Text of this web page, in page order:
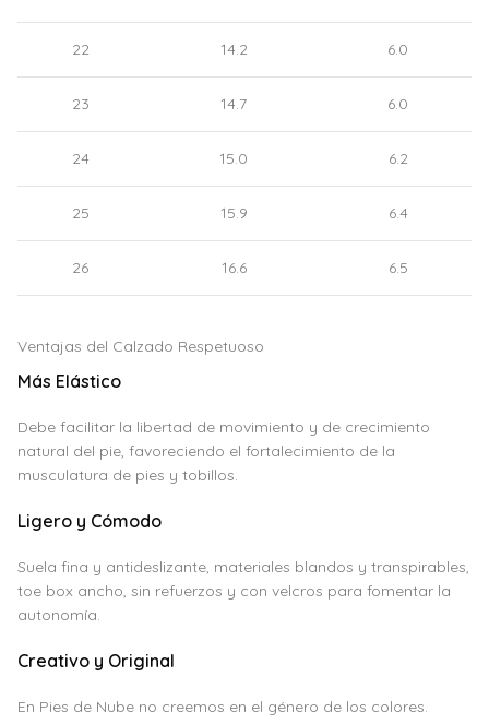
22 14.2 6.0
23 14.7 6.0
24 15.0 6.2
25 15.9 6.4
26 16.6 6.5
Ventajas del Calzado Respetuoso
Más Elástico
Debe facilitar la libertad de movimiento y de crecimiento
natural del pie, favoreciendo el fortalecimiento de la
musculatura de pies y tobillos.
Ligero y Cómodo
Suela fina y antideslizante, materiales blandos y transpirables,
toe box ancho, sin refuerzos y con velcros para fomentar la
autonomía.
Creativo y Original
En Pies de Nube no creemos en el género de los colores.